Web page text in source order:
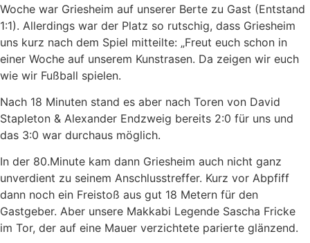
Woche war Griesheim auf unserer Berte zu Gast (Entstand
1:1). Allerdings war der Platz so rutschig, dass Griesheim
uns kurz nach dem Spiel mitteilte: „Freut euch schon in
einer Woche auf unserem Kunstrasen. Da zeigen wir euch
wie wir Fußball spielen.
Nach 18 Minuten stand es aber nach Toren von David
Stapleton & Alexander Endzweig bereits 2:0 für uns und
das 3:0 war durchaus möglich.
In der 80.Minute kam dann Griesheim auch nicht ganz
unverdient zu seinem Anschlusstreffer. Kurz vor Abpfiff
dann noch ein Freistoß aus gut 18 Metern für den
Gastgeber. Aber unsere Makkabi Legende Sascha Fricke
im Tor, der auf eine Mauer verzichtete parierte glänzend.